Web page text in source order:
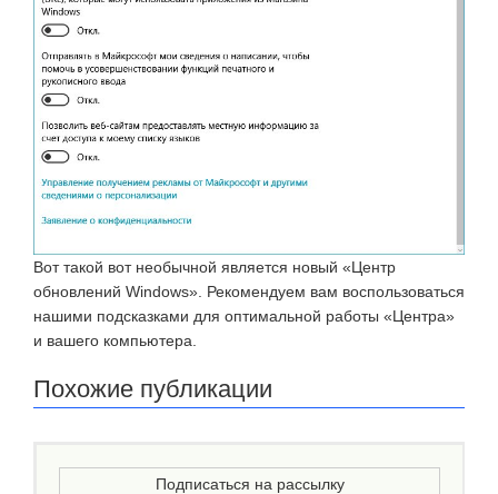
Вот такой вот необычной является новый «Центр
обновлений Windows». Рекомендуем вам воспользоваться
нашими подсказками для оптимальной работы «Центра»
и вашего компьютера.
Похожие публикации
Подписаться на рассылку